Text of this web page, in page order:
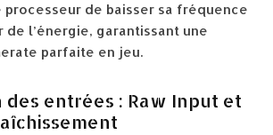
processeur de baisser sa fréquence
de l’énergie, garantissant une
parfaite en jeu.
des entrées : Raw Input et